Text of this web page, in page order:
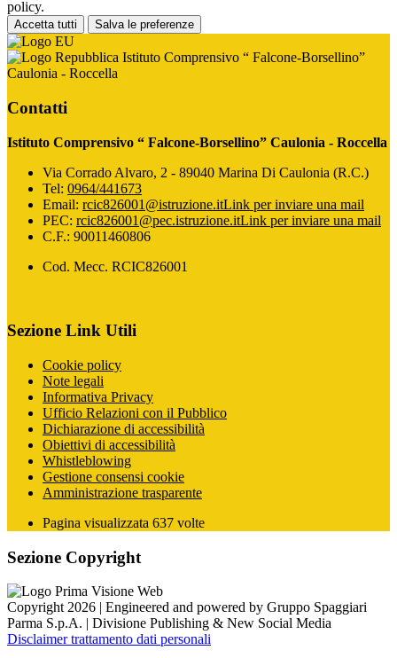
policy.
Accetta tutti Salva le preferenze
Istituto Comprensivo “ Falcone-Borsellino”
Caulonia - Roccella
Contatti
Istituto Comprensivo “ Falcone-Borsellino” Caulonia - Roccella
Via Corrado Alvaro, 2 - 89040 Marina Di Caulonia (R.C.)
Tel: 0964/441673
Email: rcic826001@istruzione.itLink per inviare una mail
PEC: rcic826001@pec.istruzione.itLink per inviare una mail
C.F.: 90011460806
Cod. Mecc. RCIC826001
Sezione Link Utili
Cookie policy
Note legali
Informativa Privacy
Ufficio Relazioni con il Pubblico
Dichiarazione di accessibilità
Obiettivi di accessibilità
Whistleblowing
Gestione consensi cookie
Amministrazione trasparente
Pagina visualizzata 637 volte
Sezione Copyright
Copyright 2026 | Engineered and powered by Gruppo Spaggiari
Parma S.p.A. | Divisione Publishing & New Social Media
Disclaimer trattamento dati personali